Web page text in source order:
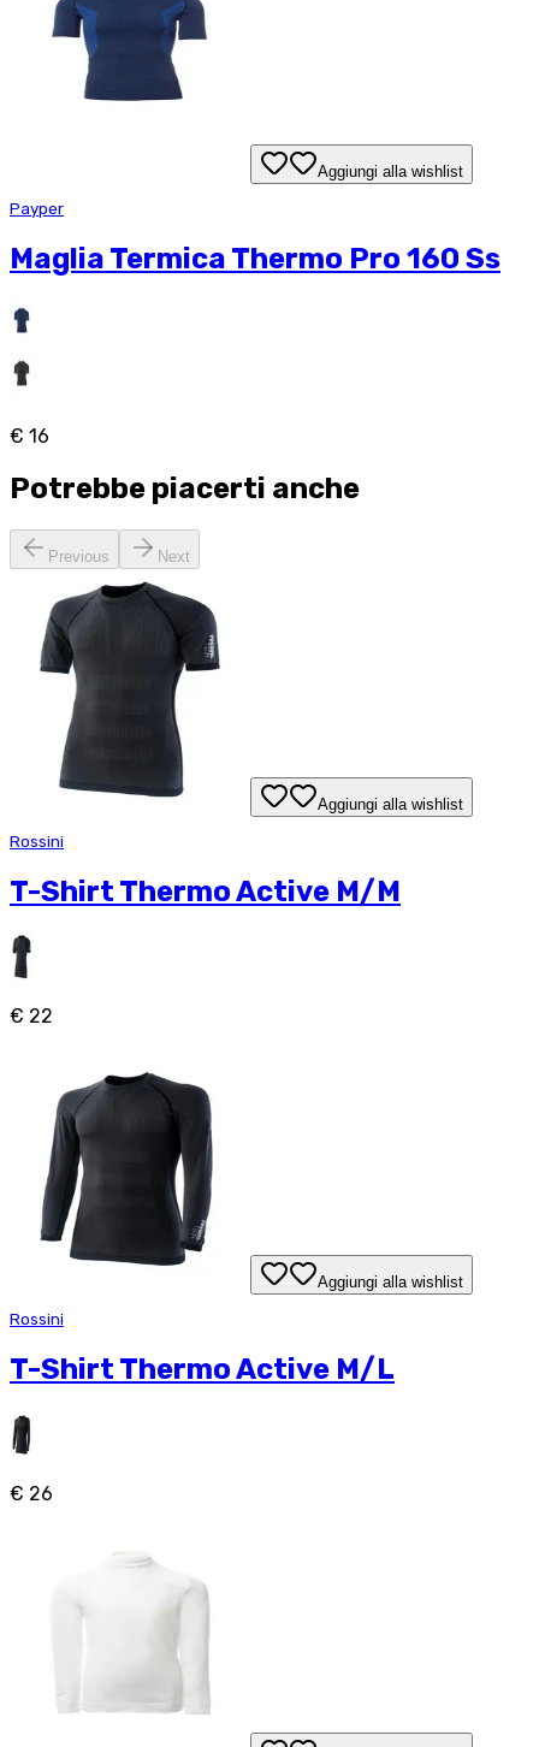
Aggiungi alla wishlist
Payper
Maglia Termica Thermo Pro 160 Ss
€ 16
Potrebbe piacerti anche
Previous Next
Aggiungi alla wishlist
Rossini
T-Shirt Thermo Active M/M
€ 22
Aggiungi alla wishlist
Rossini
T-Shirt Thermo Active M/L
€ 26